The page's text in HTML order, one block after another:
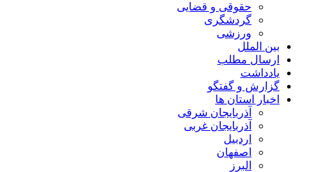
حقوقی و قضایی
گردشگری
ورزشی
بین الملل
ارسال مطلب
یادداشت
گزارش و گفتگو
اخبار استان ها
آذربایجان شرقی
آذربایجان غربی
اردبیل
اصفهان
البرز